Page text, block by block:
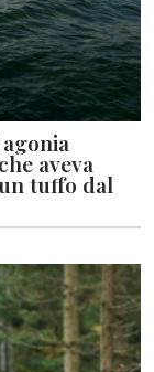
aveva
tuffo dal